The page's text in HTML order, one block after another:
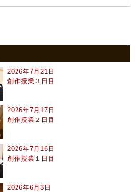
2026年7月21日
創作授業３日目
2026年7月17日
創作授業２日目
2026年7月16日
創作授業１日目
2026年6月3日